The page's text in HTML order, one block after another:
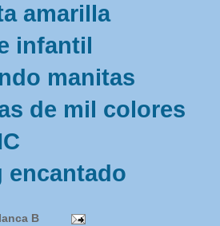
amarilla
infantil
manitas
de mil colores
encantado
B